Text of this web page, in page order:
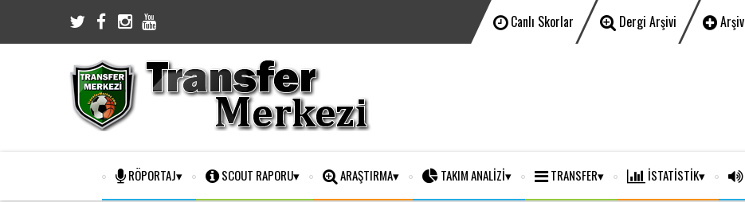
Canlı Skorlar Dergi Arşivi Arşiv
RÖPORTAJ SCOUT RAPORU ARAŞTIRMA TAKIM ANALİZİ TRANSFER İSTATİSTİK